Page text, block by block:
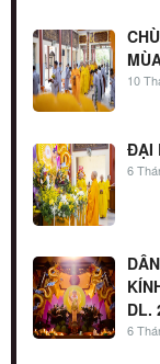
10
ĐẠI
6
DL.
6